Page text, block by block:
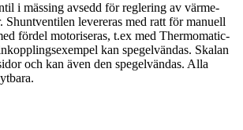
i mässing avsedd för reglering av värme-
levereras med ratt för manuell
fördel motoriseras, t.ex med Thermomatic-
kan spegelvändas. Skalan
och kan även den spegelvändas. Alla